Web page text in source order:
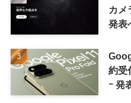
カメ
発表
約受
ｰ 発